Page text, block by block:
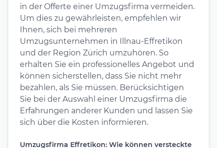
in der Offerte einer Umzugsfirma vermeiden.
Um dies zu gewährleisten, empfehlen wir
Ihnen, sich bei mehreren
Umzugsunternehmen in Illnau-Effretikon
und der Region Zürich umzuhören. So
erhalten Sie ein professionelles Angebot und
können sicherstellen, dass Sie nicht mehr
bezahlen, als Sie müssen. Berücksichtigen
Sie bei der Auswahl einer Umzugsfirma die
Erfahrungen anderer Kunden und lassen Sie
sich über die Kosten informieren.
Umzugsfirma Effretikon: Wie können versteckte